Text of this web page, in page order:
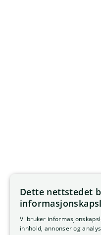
Dette nettstedet
Vi bruker
innhold, annonser og